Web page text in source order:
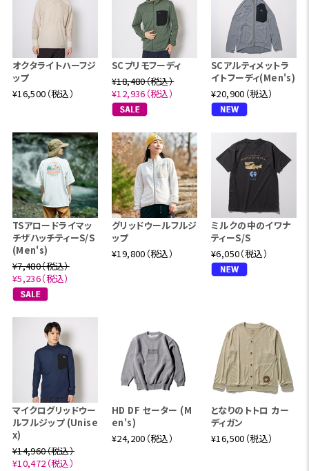
オクタライトハーフジ
ップ
¥16,500（税込）
SCプリモフーディ
¥18,480（税込）
¥12,936（税込）
SCアルティメットラ
イトフーディ(Men's)
¥20,900（税込）
TSアロードライマッ
チザハッチティーS/S
(Men's)
¥7,480（税込）
¥5,236（税込）
グリッドウールフルジ
ップ
¥19,800（税込）
ミルクの中のイワナ
ティーS/S
¥6,050（税込）
マイクログリッドウー
ルフルジップ (Unise
x)
¥14,960（税込）
¥10,472（税込）
HD DF セーター (M
en's)
¥24,200（税込）
となりのトトロ カー
ディガン
¥16,500（税込）